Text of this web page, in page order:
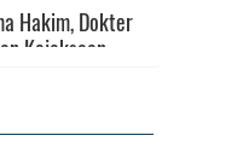
Hakim, Dokter
Kejaksaan
||